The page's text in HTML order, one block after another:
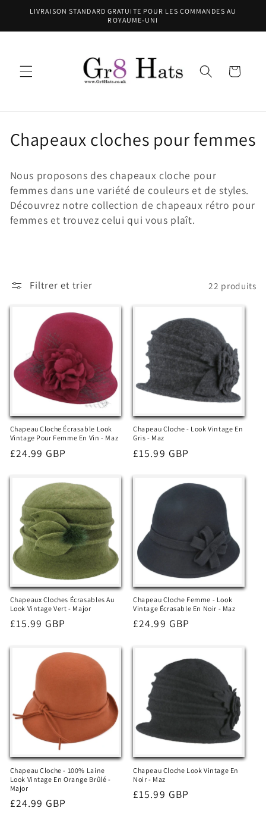
passer
LIVRAISON STANDARD GRATUITE POUR LES COMMANDES AU
ROYAUME-UNI
Panier
C
l
l
e
t
i
:
Chapeaux cloches pour femmes
Nous proposons des chapeaux cloche pour
femmes dans une variété de couleurs et de styles.
Découvrez notre collection de chapeaux rétro pour
femmes et trouvez celui qui vous plaît.
Filtrer et trier 22 produits
Chapeau Cloche Écrasable Look
Vintage Pour Femme En Vin - Maz
Prix
£24.99 GBP
Chapeau Cloche - Look Vintage En
Gris - Maz
Prix
£15.99 GBP
Chapeaux Cloches Écrasables Au
Look Vintage Vert - Major
Prix
£15.99 GBP
Chapeau Cloche Femme - Look
Vintage Écrasable En Noir - Maz
Prix
£24.99 GBP
Chapeau Cloche - 100% Laine
Look Vintage En Orange Brûlé -
Major
Prix
£24.99 GBP
Chapeau Cloche Look Vintage En
Noir - Maz
Prix
£15.99 GBP